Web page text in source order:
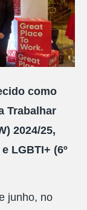
como
Trabalhar
2024/25,
LGBTI+ (6º
junho, no